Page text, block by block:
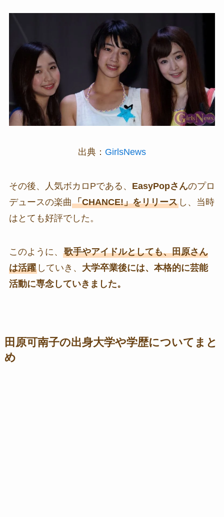
出典： GirlsNews
その後、人気ボカロPである、 EasyPopさんのプロ
デュースの楽曲「CHANCE!」をリリースし、当時
はとても好評でした。
このように、 歌手やアイドルとしても、田原さん
は活躍していき、 大学卒業後には、本格的に芸能
活動に専念していきました。
田原可南子の出身大学や学歴についてまと
め